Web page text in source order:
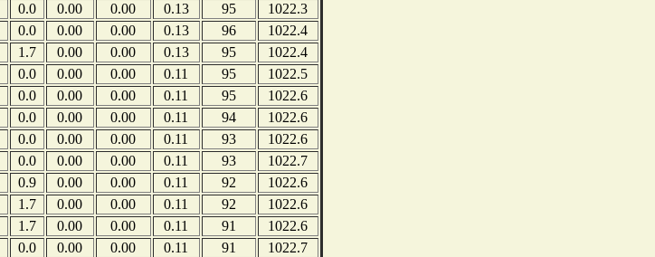
0.0 0.00 0.00 0.13 95
1022.3
0.0 0.00 0.00 0.13 96
1022.4
1.7 0.00 0.00 0.13 95
1022.4
0.0 0.00 0.00 0.11 95
1022.5
0.0 0.00 0.00 0.11 95
1022.6
0.0 0.00 0.00 0.11 94
1022.6
0.0 0.00 0.00 0.11 93
1022.6
0.0 0.00 0.00 0.11 93
1022.7
0.9 0.00 0.00 0.11 92
1022.6
1.7 0.00 0.00 0.11 92
1022.6
1.7 0.00 0.00 0.11 91
1022.6
0.0 0.00 0.00 0.11 91
1022.7